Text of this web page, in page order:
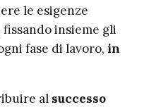
le esigenze
insieme gli
fase di lavoro, in
al successo